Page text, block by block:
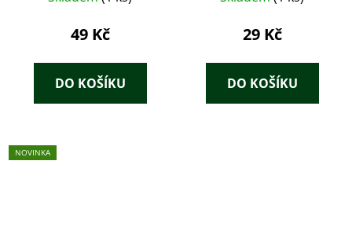
49 Kč
DO KOŠÍKU
29 Kč
DO KOŠÍKU
NOVINKA